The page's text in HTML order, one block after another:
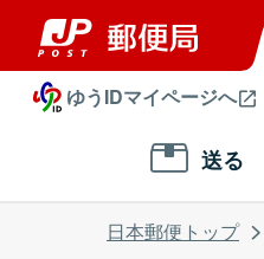
ゆうIDマイページへ
送る
日本郵便トップ